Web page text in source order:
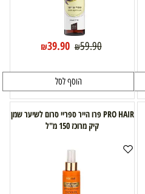
₪59.90
₪39.90
הוסף לסל
PRO HAIR פרו הייר ספריי סרום לשיער שמן
קיק מרוכז 150 מ"ל